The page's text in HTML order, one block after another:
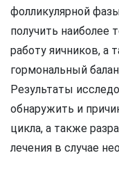
фолликулярной
получить наиболее
работу яичников, а
гормональный
Результаты
обнаружить и
цикла, а также
лечения в случае